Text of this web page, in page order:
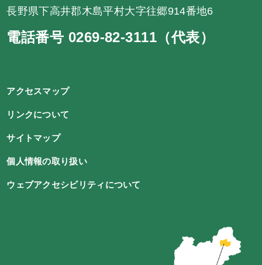
長野県下高井郡木島平村大字往郷914番地6
電話番号 0269-82-3111（代表）
アクセスマップ
リンクについて
サイトマップ
個人情報の取り扱い
ウェブアクセシビリティについて